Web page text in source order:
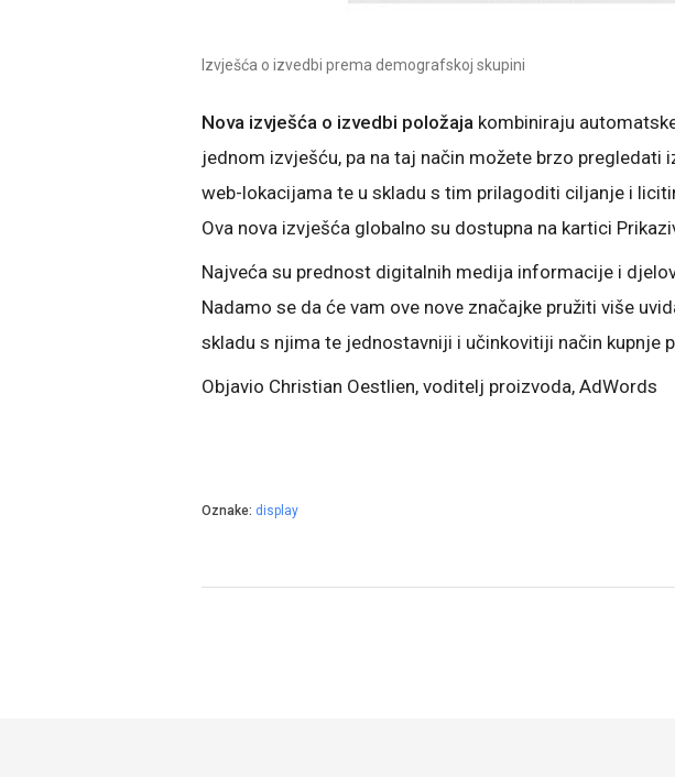
Izvješća o izvedbi prema demografskoj skupini
Nova izvješća o izvedbi položaja kombiniraju
jednom izvješću, pa na taj način možete brzo pregledati
web-lokacijama te u skladu s tim prilagoditi ciljanje i
Ova nova izvješća globalno su dostupna na kartici
Najveća su prednost digitalnih medija informacije i
Nadamo se da će vam ove nove značajke pružiti više
skladu s njima te jednostavniji i učinkovitiji način kupnje
Objavio Christian Oestlien, voditelj proizvoda, AdWords
Oznake: display